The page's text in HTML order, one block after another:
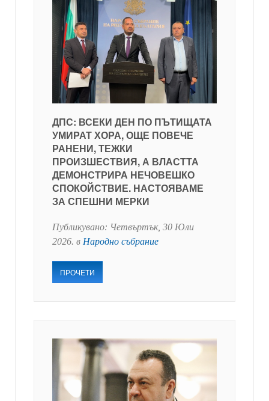
ДПС: ВСЕКИ ДЕН ПО ПЪТИЩАТА
УМИРАТ ХОРА, ОЩЕ ПОВЕЧЕ
РАНЕНИ, ТЕЖКИ
ПРОИЗШЕСТВИЯ, А ВЛАСТТА
ДЕМОНСТРИРА НЕЧОВЕШКО
СПОКОЙСТВИЕ. НАСТОЯВАМЕ
ЗА СПЕШНИ МЕРКИ
Публикувано: Четвъртък, 30 Юли
2026. в Народно събрание
ПРОЧЕТИ